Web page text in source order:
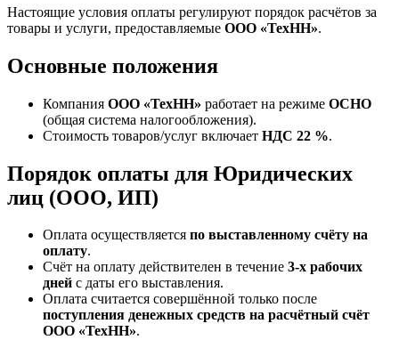
Настоящие условия оплаты регулируют порядок расчётов за
товары и услуги, предоставляемые ООО «ТехНН».
Основные положения
Компания ООО «ТехНН» работает на режиме ОСНО
(общая система налогообложения).
Стоимость товаров/услуг включает НДС 22 %.
Порядок оплаты для Юридических
лиц (ООО, ИП)
Оплата осуществляется по выставленному счёту на
оплату.
Счёт на оплату действителен в течение 3‑х рабочих
дней с даты его выставления.
Оплата считается совершённой только после
поступления денежных средств на расчётный счёт
ООО «ТехНН».